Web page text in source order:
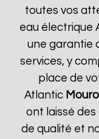
toutes vos
eau électrique
une garantie
services, y
place de
Atlantic
ont laissé des
de qualité et